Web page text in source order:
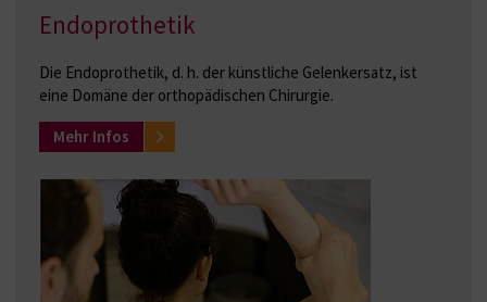
Endoprothetik
Die Endoprothetik, d. h. der künstliche Gelenkersatz, ist
eine Domäne der orthopädischen Chirurgie.
Mehr Infos